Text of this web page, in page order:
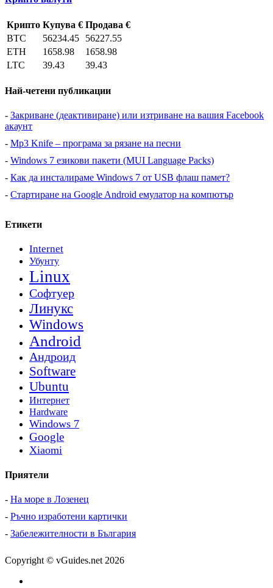
Крипто Купува € Продава €
BTC
56234.45
56227.55
ETH
1658.98
1658.98
LTC
39.43 39.43
Най-четени публикации
- Закриване (деактивиране) или изтриване на вашия Facebook
акаунт
- Mp3 Knife – програма за рязане на песни
- Windows 7 езикови пакети (MUI Language Packs)
- Как да инсталираме Windows 7 от USB флаш памет?
- Стартиране на Google Android емулатор на компютър
Етикети
Internet
Убунту
Linux
Софтуер
Линукс
Windows
Android
Андроид
Software
Ubuntu
Интернет
Hardware
Windows 7
Google
Xiaomi
Приятели
- На море в Лозенец
- Ръчно изработени картички
- Забележителности в България
Copyright © vGuides.net 2026